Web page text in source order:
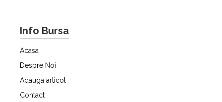
Info Bursa
Acasa
Despre Noi
Adauga articol
Contact